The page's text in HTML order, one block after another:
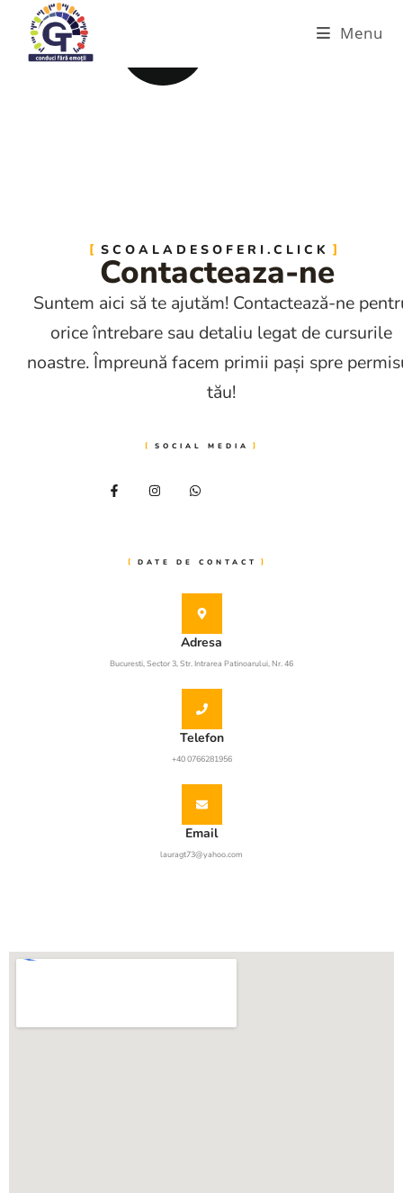
Menu
SCOALADESOFERI.CLICK
Contacteaza-ne
Suntem aici să te ajutăm! Contactează-ne
orice întrebare sau detaliu legat de cursurile
noastre. Împreună facem primii pași spre
tău!
SOCIAL MEDIA
DATE DE CONTACT
Adresa
Bucuresti, Sector 3, Str. Intrarea Patinoarului, Nr. 46
Telefon
+40 0766281956
Email
lauragt73@yahoo.com